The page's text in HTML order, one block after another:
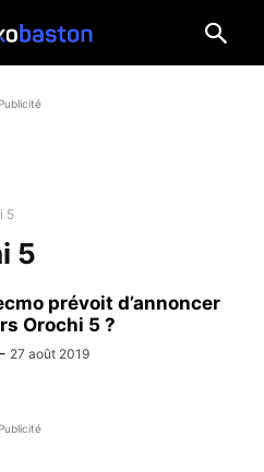
Publicité
5
5
prévoit d’annoncer
Orochi 5 ?
- 27 août 2019
Publicité